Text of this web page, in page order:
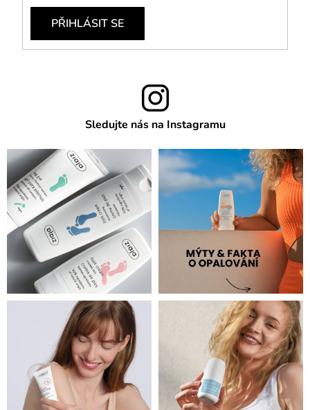
PŘIHLÁSIT SE
Sledujte nás na Instagramu